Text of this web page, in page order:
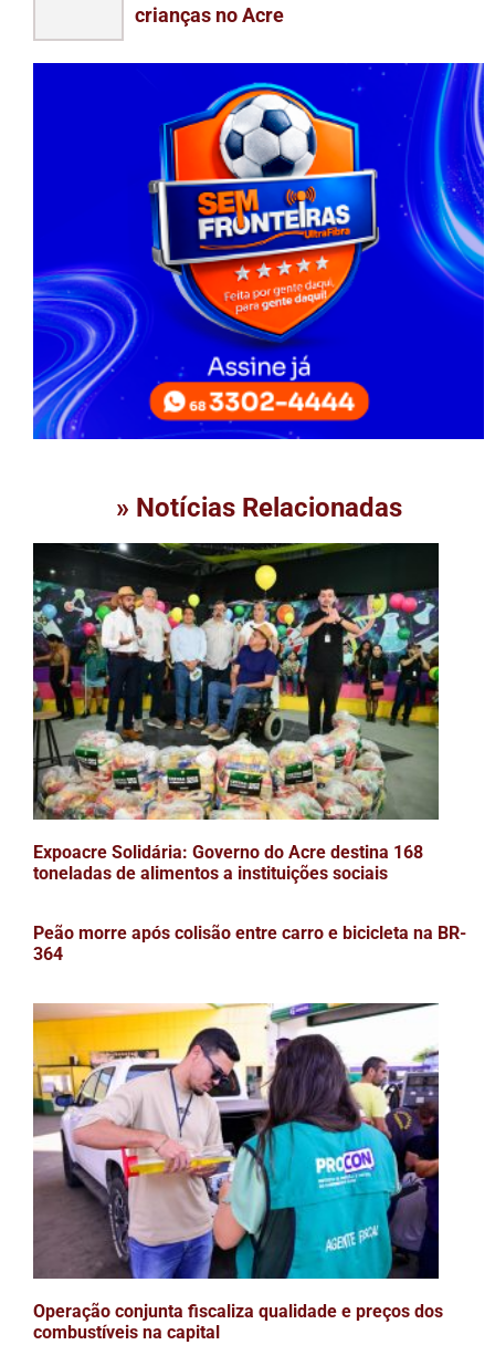
crianças no Acre
» Notícias Relacionadas
Expoacre Solidária: Governo do Acre destina 168
toneladas de alimentos a instituições sociais
Peão morre após colisão entre carro e bicicleta na BR-
364
Operação conjunta fiscaliza qualidade e preços dos
combustíveis na capital